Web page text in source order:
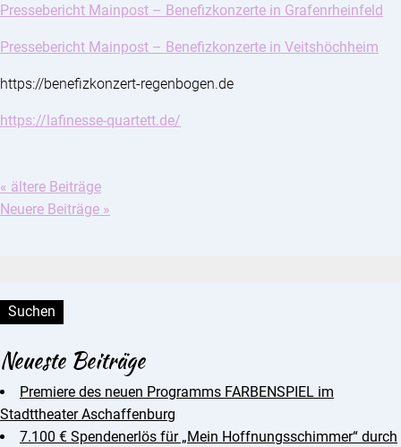
Pressebericht Mainpost – Benefizkonzerte in Grafenrheinfeld
Pressebericht Mainpost – Benefizkonzerte in Veitshöchheim
https://benefizkonzert-regenbogen.de
https://lafinesse-quartett.de/
« ältere Beiträge
Neuere Beiträge »
Neueste Beiträge
Premiere des neuen Programms FARBENSPIEL im
Stadttheater Aschaffenburg
7.100 € Spendenerlös für „Mein Hoffnungsschimmer“ durch